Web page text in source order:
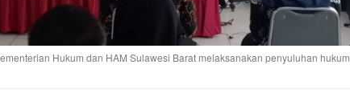
Hukum dan HAM Sulawesi Barat melaksanakan penyuluhan hukum